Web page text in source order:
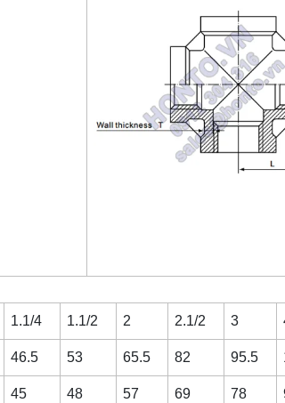
1.1/4 1.1/2 2 2.1/2 3
46.5 53 65.5 82 95.5
45 48 57 69 78